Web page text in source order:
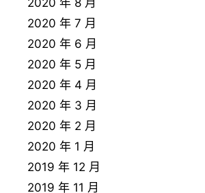
2020 年 8 月
2020 年 7 月
2020 年 6 月
2020 年 5 月
2020 年 4 月
2020 年 3 月
2020 年 2 月
2020 年 1 月
2019 年 12 月
2019 年 11 月